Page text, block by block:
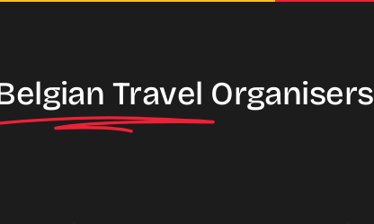
Travel Organisers